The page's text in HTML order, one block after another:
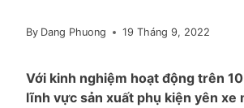
By Dang Phuong 19 Tháng 9, 2022
Với kinh nghiệm hoạt động trên
lĩnh vực sản xuất phụ kiện yên xe